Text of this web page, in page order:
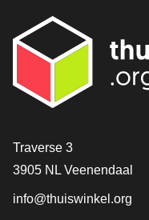
[_General:Contact]
Traverse 3
3905 NL Veenendaal
info@thuiswinkel.org